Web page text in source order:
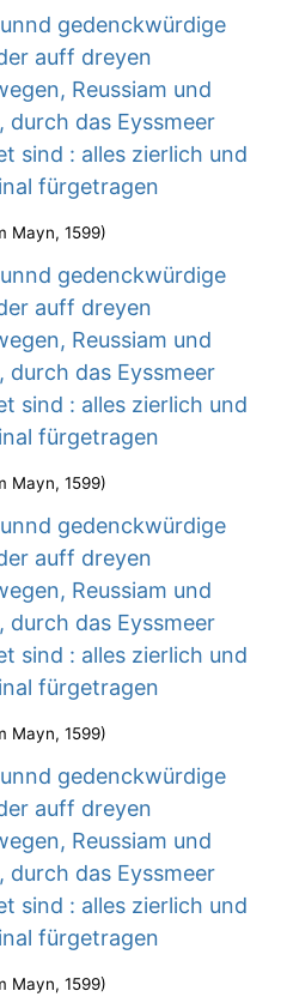
gedenckwürdige
auff dreyen
Reussiam und
das Eyssmeer
sind : alles zierlich und
fürgetragen
Mayn, 1599)
gedenckwürdige
auff dreyen
Reussiam und
das Eyssmeer
sind : alles zierlich und
fürgetragen
Mayn, 1599)
gedenckwürdige
auff dreyen
Reussiam und
das Eyssmeer
sind : alles zierlich und
fürgetragen
Mayn, 1599)
gedenckwürdige
auff dreyen
Reussiam und
das Eyssmeer
sind : alles zierlich und
fürgetragen
Mayn, 1599)